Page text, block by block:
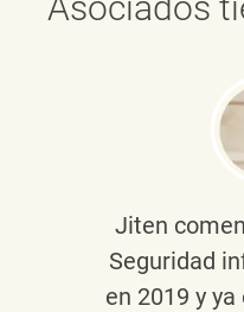
Jiten
Seguridad
en 2019 y